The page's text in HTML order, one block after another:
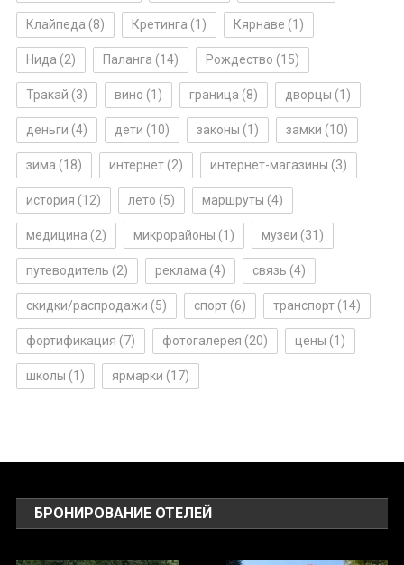
Клайпеда (8) Кретинга (1) Кярнаве (1)
Нида (2) Паланга (14) Рождество (15)
Тракай (3) вино (1) граница (8) дворцы (1)
деньги (4) дети (10) законы (1) замки (10)
зима (18) интернет(2) интернет-магазины (3)
история (12) лето (5) маршруты (4)
медицина (2) микрорайоны (1) музеи (31)
путеводитель (2) реклама (4) связь (4)
скидки/распродажи (5) спорт(6) транспорт(14)
фортификация (7) фотогалерея (20) цены (1)
школы (1) ярмарки (17)
БРОНИРОВАНИЕ ОТЕЛЕЙ